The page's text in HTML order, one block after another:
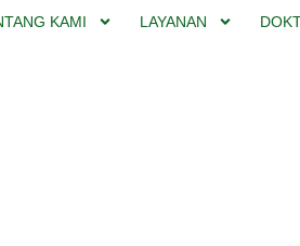
KAMI LAYANAN